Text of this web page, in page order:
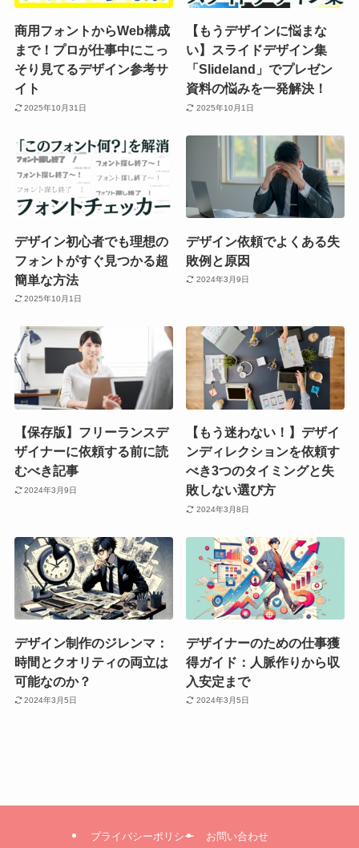
商用フォントからWeb構成
まで！プロが仕事中にこっ
そり見てるデザイン参考サ
イト
2025年10月31日
【もうデザインに悩まな
い】スライドデザイン集
「Slideland」でプレゼン
資料の悩みを一発解決！
2025年10月1日
デザイン初心者でも理想の
フォントがすぐ見つかる超
簡単な方法
2025年10月1日
デザイン依頼でよくある失
敗例と原因
2024年3月9日
【保存版】フリーランスデ
ザイナーに依頼する前に読
むべき記事
2024年3月9日
【もう迷わない！】デザイ
ンディレクションを依頼す
べき3つのタイミングと失
敗しない選び方
2024年3月8日
デザイン制作のジレンマ：
時間とクオリティの両立は
可能なのか？
2024年3月5日
デザイナーのための仕事獲
得ガイド：人脈作りから収
入安定まで
2024年3月5日
プライバシーポリシー お問い合わせ